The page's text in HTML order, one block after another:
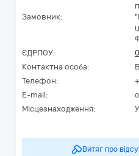
Замовник:
ЄДРПОУ:
Контактна особа:
Телефон:
E-mail:
Місцезнаходження:
Витяг про